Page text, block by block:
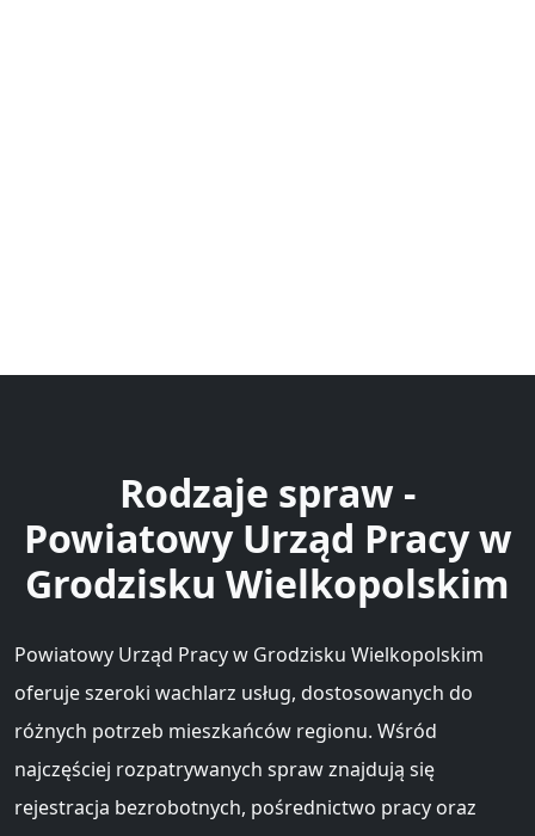
Rodzaje spraw -
Powiatowy Urząd Pracy w
Grodzisku Wielkopolskim
Powiatowy Urząd Pracy w Grodzisku Wielkopolskim
oferuje szeroki wachlarz usług, dostosowanych do
różnych potrzeb mieszkańców regionu. Wśród
najczęściej rozpatrywanych spraw znajdują się
rejestracja bezrobotnych, pośrednictwo pracy oraz